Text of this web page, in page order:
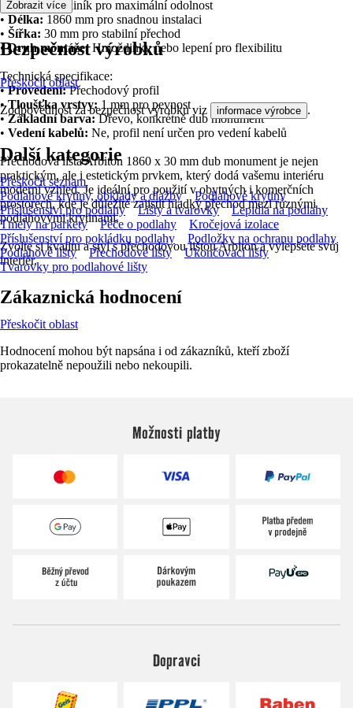
•Materiál:Hliník pro maximální odolnost
• Délka: 1860 mm pro snadnou instalaci
• Šířka: 30 mm pro stabilní přechod
•Druh montáže:Hmoždinky nebo lepení pro flexibilitu
Technická specifikace:
•Provedení:Přechodový profil
•Tloušťka vrstvy: 1 mm pro pevnost
•Základní barva:Dřevo, konkrétně dub monument
• Vedení kabelů: Ne, profil není určen pro vedení kabelů
Přechodová lišta Arbiton 1860 x 30 mm dub monument je nejen
praktickým, ale i estetickým prvkem, který dodá vašemu interiéru
moderní vzhled. Je ideální pro použití v obytných i komerčních
prostorech, kde je důležité zajistit hladký přechod mezi různými
podlahovými krytinami.
Zvolte si kvalitu a styl s přechodovou lištou Arbiton a vylepšete svůj
interiér.
Zobrazit více
Bezpečnost výrobků
Přeskočit oblast
Zodpovědnost za bezpečnost výrobku viz informace výrobce .
Další kategorie
Přeskočit seznam
Podlahové krytiny, obklady a dlažby
Podlahové krytiny
Příslušenství pro podlahy
Lišty a tvarovky
Lepidla na podlahy
Tmely na parkety
Péče o podlahy
Kročejová izolace
Příslušenství pro pokládku podlahy
Podložky na ochranu podlahy
Podlahové lišty
Přechodové lišty
Ukončovací lišty
Tvarovky pro podlahové lišty
Zákaznická hodnocení
Přeskočit oblast
Hodnocení mohou být napsána i od zákazníků, kteří zboží
prokazatelně nepoužili nebo nekoupili.
Možnosti platby
Dopravci